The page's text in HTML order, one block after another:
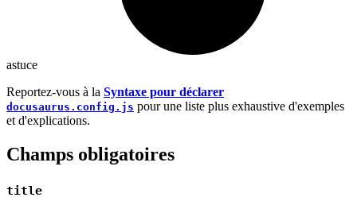
astuce
Reportez-vous à la Syntaxe pour déclarer
docusaurus.config.js pour une liste plus exhaustive d'exemples
et d'explications.
Champs obligatoires
title